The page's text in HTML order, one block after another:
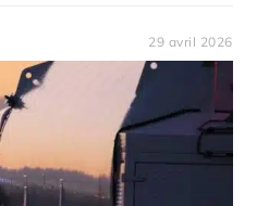
29 avril 2026